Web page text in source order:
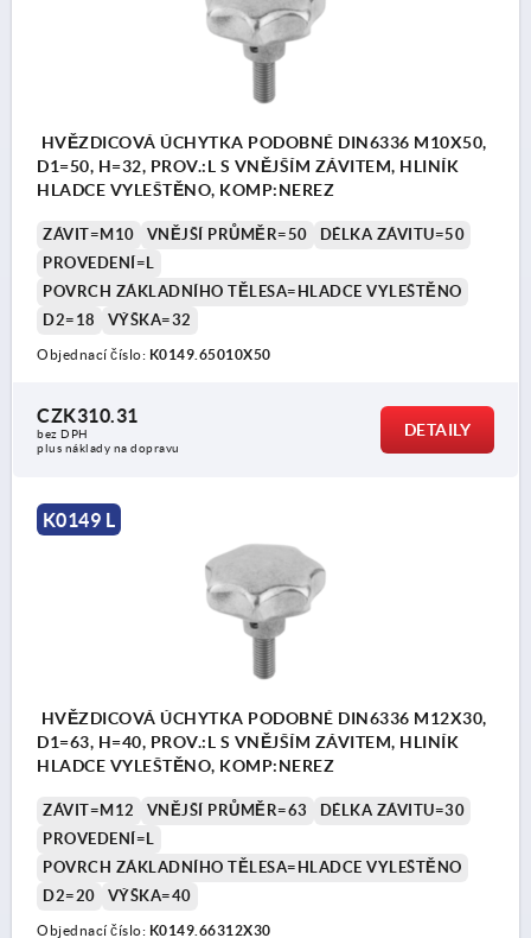
HVĚZDICOVÁ ÚCHYTKA PODOBNÉ DIN6336 M10X50,
D1=50, H=32, PROV.:L S VNĚJŠÍM ZÁVITEM, HLINÍK
HLADCE VYLEŠTĚNO, KOMP:NEREZ
ZÁVIT=M10 VNĚJŠÍ PRŮMĚR=50
DÉLKA ZÁVITU=50
PROVEDENÍ=L
POVRCH ZÁKLADNÍHO TĚLESA=HLADCE VYLEŠTĚNO
D2=18
VÝŠKA=32
Objednací číslo: K0149.65010X50
CZK310.31
bez DPH
plus náklady na dopravu
DETAILY
K0149 L
HVĚZDICOVÁ ÚCHYTKA PODOBNÉ DIN6336 M12X30,
D1=63, H=40, PROV.:L S VNĚJŠÍM ZÁVITEM, HLINÍK
HLADCE VYLEŠTĚNO, KOMP:NEREZ
ZÁVIT=M12 VNĚJŠÍ PRŮMĚR=63
DÉLKA ZÁVITU=30
PROVEDENÍ=L
POVRCH ZÁKLADNÍHO TĚLESA=HLADCE VYLEŠTĚNO
D2=20
VÝŠKA=40
Objednací číslo: K0149.66312X30